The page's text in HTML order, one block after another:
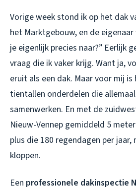
Vorige week stond ik op het dak
het Marktgebouw, en de eigenaar
je eigenlijk precies naar?” Eerlijk
vraag die ik vaker krijg. Want ja,
eruit als een dak. Maar voor mij is
tientallen onderdelen die
samenwerken. En met de
Nieuw-Vennep gemiddeld 5
plus die 180 regendagen per
kloppen.
Een professionele dakinspectie